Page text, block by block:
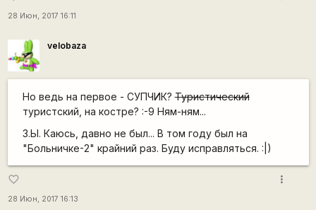
28 Июн, 2017 16:11
velobaza
Но ведь на первое - СУПЧИК?Туристический
туристский, на костре? :-9 Ням-ням...
З.Ы. Каюсь, давно не был... В том году был на
"Больничке-2" крайний раз. Буду исправляться. :|)
favorite_border
28 Июн, 2017 16:13
more_vert